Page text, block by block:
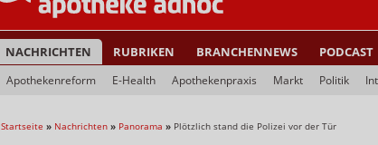
NACHRICHTEN RUBRIKEN BRANCHENNEWS PODCAST
Apothekenreform E-Health Apothekenpraxis Markt Politik
Startseite » Nachrichten » Panorama » Plötzlich stand die Polizei vor der Tür